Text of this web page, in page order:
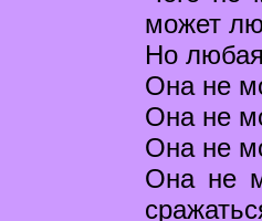
может
Но
Она не
Она не
Она не
Она не